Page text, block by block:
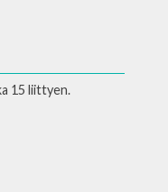
15 liittyen.